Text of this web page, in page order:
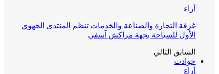
آراء
غرفة التجارة والصناعة والخدمات تنظم المنتدى الجهوي
الأول للسياحة بجهة مراكش آسفي
السابق التالي
حوادث
آراء